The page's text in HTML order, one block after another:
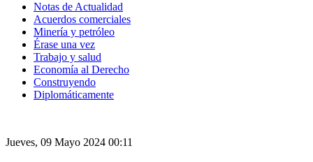
Notas de Actualidad
Acuerdos comerciales
Minería y petróleo
Érase una vez
Trabajo y salud
Economía al Derecho
Construyendo
Diplomáticamente
Jueves, 09 Mayo 2024 00:11